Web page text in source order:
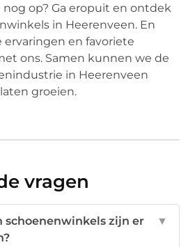
nog op? Ga eropuit en ontdek
in Heerenveen. En
en favoriete
ons. Samen kunnen we de
in Heerenveen
groeien.
vragen
schoenenwinkels zijn er
▼